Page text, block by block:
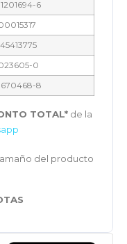
6
0
8
TOTAL*de la
del producto